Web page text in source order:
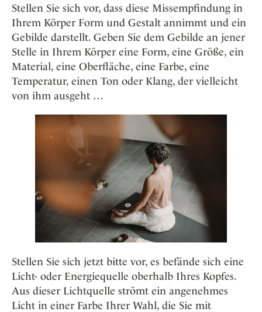
Stellen Sie sich vor, dass diese Missempfindung in
Ihrem Körper Form und Gestalt annimmt und ein
Gebilde darstellt. Geben Sie dem Gebilde an jener
Stelle in Ihrem Körper eine Form, eine Größe, ein
Material, eine Oberfläche, eine Farbe, eine
Temperatur, einen Ton oder Klang, der vielleicht
von ihm ausgeht …
Stellen Sie sich jetzt bitte vor, es befände sich eine
Licht- oder Energiequelle oberhalb Ihres Kopfes.
Aus dieser Lichtquelle strömt ein angenehmes
Licht in einer Farbe Ihrer Wahl, die Sie mit